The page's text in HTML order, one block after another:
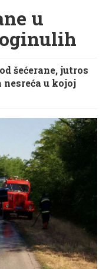
u
šećerane, jutros
nesreća u kojoj